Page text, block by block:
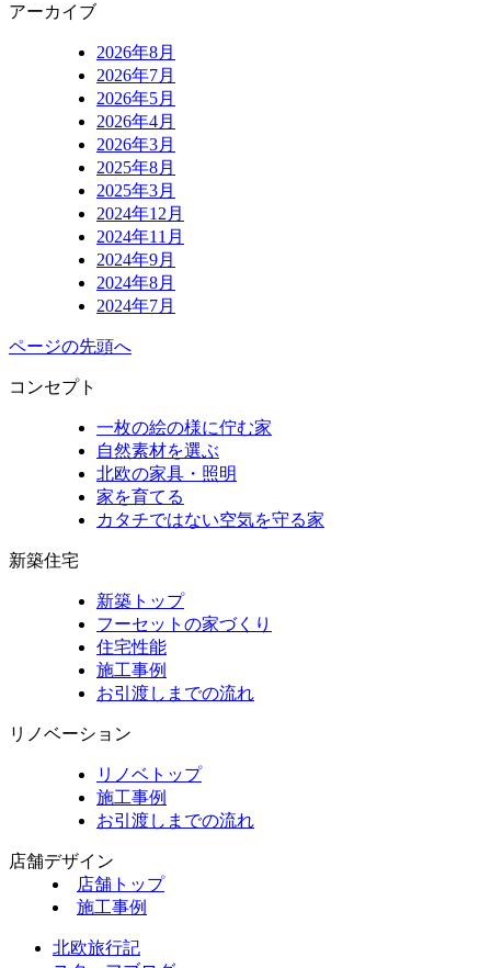
アーカイブ
2026年8月
2026年7月
2026年5月
2026年4月
2026年3月
2025年8月
2025年3月
2024年12月
2024年11月
2024年9月
2024年8月
2024年7月
ページの先頭へ
コンセプト
一枚の絵の様に佇む家
自然素材を選ぶ
北欧の家具・照明
家を育てる
カタチではない空気を守る家
新築住宅
新築トップ
フーセットの家づくり
住宅性能
施工事例
お引渡しまでの流れ
リノベーション
リノベトップ
施工事例
お引渡しまでの流れ
店舗デザイン
店舗トップ
施工事例
北欧旅行記